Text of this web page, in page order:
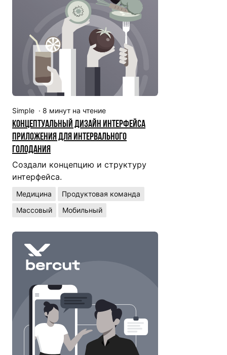
Simple · 8 минут на чтение
Концептуальный дизайн интерфейса
приложения для интервального
голодания
Создали концепцию и структуру
интерфейса.
Медицина
Продуктовая команда
Массовый
Мобильный